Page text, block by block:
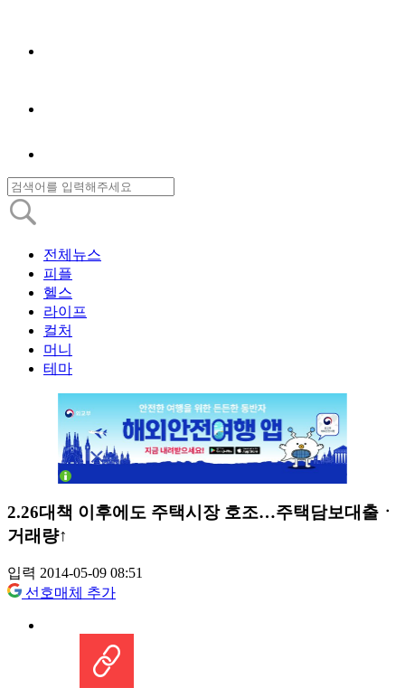
전체뉴스
피플
헬스
라이프
컬처
머니
테마
2.26대책 이후에도 주택시장 호조…주택담보대출ㆍ
거래량↑
입력 2014-05-09 08:51
선호매체 추가